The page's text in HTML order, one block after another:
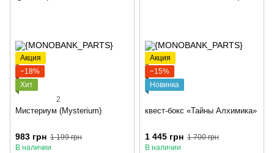
Акция
−18%
Хит
2
Мистериум (Mysterium)
983 грн 1 199 грн
В наличии
Акция
−15%
Новинка
квест-бокс «Тайны Алхимика»
1 445 грн 1 700 грн
В наличии